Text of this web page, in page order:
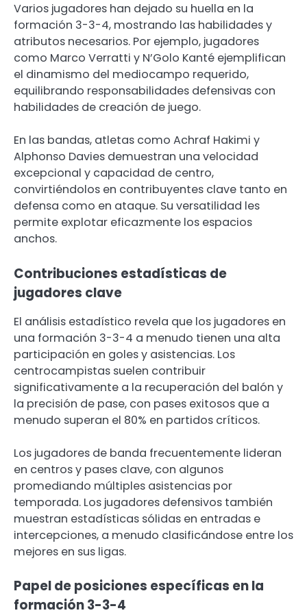
Varios jugadores han dejado su huella en la
formación 3-3-4, mostrando las habilidades y
atributos necesarios. Por ejemplo, jugadores
como Marco Verratti y N’Golo Kanté ejemplifican
el dinamismo del mediocampo requerido,
equilibrando responsabilidades defensivas con
habilidades de creación de juego.
En las bandas, atletas como Achraf Hakimi y
Alphonso Davies demuestran una velocidad
excepcional y capacidad de centro,
convirtiéndolos en contribuyentes clave tanto en
defensa como en ataque. Su versatilidad les
permite explotar eficazmente los espacios
anchos.
Contribuciones estadísticas de
jugadores clave
El análisis estadístico revela que los jugadores en
una formación 3-3-4 a menudo tienen una alta
participación en goles y asistencias. Los
centrocampistas suelen contribuir
significativamente a la recuperación del balón y
la precisión de pase, con pases exitosos que a
menudo superan el 80% en partidos críticos.
Los jugadores de banda frecuentemente lideran
en centros y pases clave, con algunos
promediando múltiples asistencias por
temporada. Los jugadores defensivos también
muestran estadísticas sólidas en entradas e
intercepciones, a menudo clasificándose entre los
mejores en sus ligas.
Papel de posiciones específicas en la
formación 3-3-4